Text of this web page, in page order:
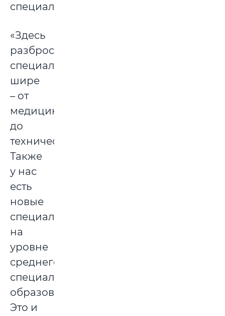
специальностям:
«Здесь
разброс
специальностей
шире
– от
медицинских
до
технических.
Также
у нас
есть
новые
специальности
на
уровне
среднего
специального
образования.
Это и